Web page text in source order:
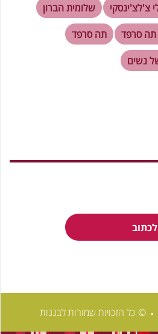
צ'לצ'ינסקי
שלומית הברון
תה סרפד
תה סרפד
נשים
© כל הזכויות שמורות לבננות